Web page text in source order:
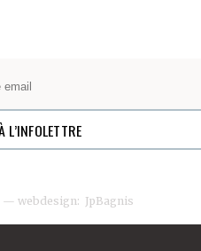
— webdesign: JpBagnis